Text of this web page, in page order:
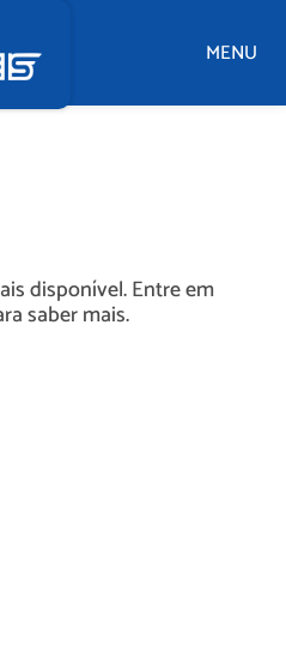
MENU
disponível. Entre em
saber mais.